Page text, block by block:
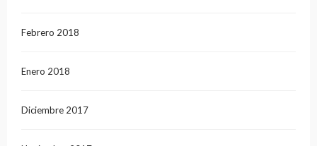
Febrero 2018
Enero 2018
Diciembre 2017